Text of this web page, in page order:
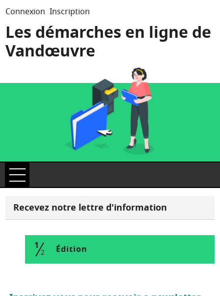
Les démarches en ligne de
Vandœuvre
Connexion Inscription
Ouvrir le menu
Mes demandes
Mon compte
Recevez notre lettre d'information
1
2 Édition